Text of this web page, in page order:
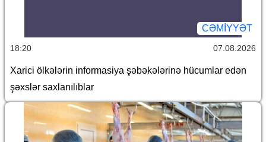
CƏMİYYƏT
18:20 07.08.2026
Xarici ölkələrin informasiya şəbəkələrinə hücumlar edən
şəxslər saxlanılıblar